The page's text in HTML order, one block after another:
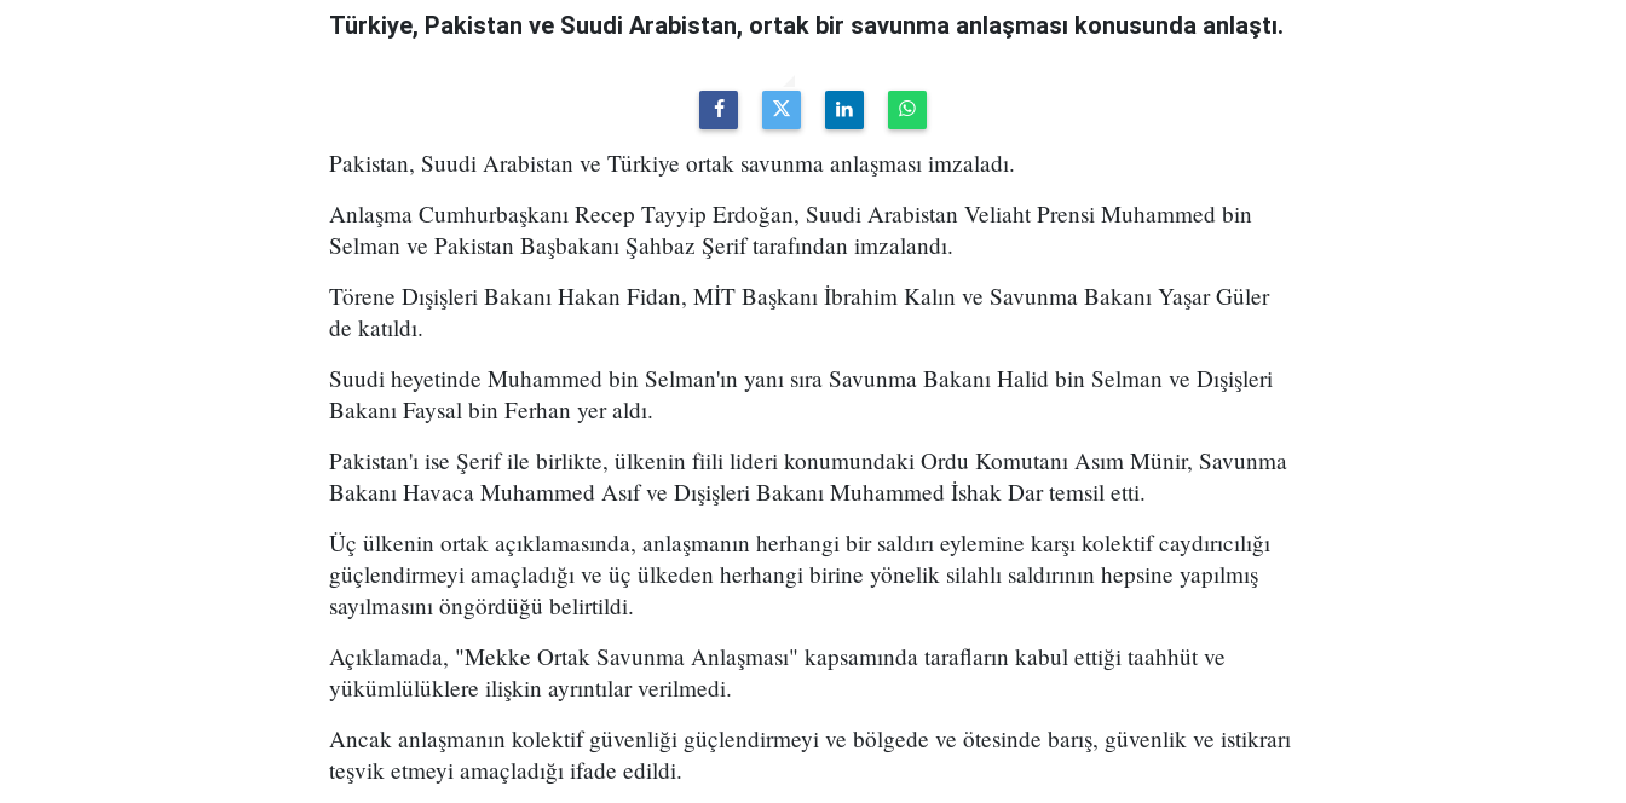
Türkiye, Pakistan ve Suudi Arabistan, ortak bir savunma anlaşması konusunda anlaştı.
Pakistan, Suudi Arabistan ve Türkiye ortak savunma anlaşması imzaladı.
Anlaşma Cumhurbaşkanı Recep Tayyip Erdoğan, Suudi Arabistan Veliaht Prensi Muhammed bin
Selman ve Pakistan Başbakanı Şahbaz Şerif tarafından imzalandı.
Törene Dışişleri Bakanı Hakan Fidan, MİT Başkanı İbrahim Kalın ve Savunma Bakanı Yaşar Güler
de katıldı.
Suudi heyetinde Muhammed bin Selman'ın yanı sıra Savunma Bakanı Halid bin Selman ve Dışişleri
Bakanı Faysal bin Ferhan yer aldı.
Pakistan'ı ise Şerif ile birlikte, ülkenin fiili lideri konumundaki Ordu Komutanı Asım Münir, Savunma
Bakanı Havaca Muhammed Asıf ve Dışişleri Bakanı Muhammed İshak Dar temsil etti.
Üç ülkenin ortak açıklamasında, anlaşmanın herhangi bir saldırı eylemine karşı kolektif caydırıcılığı
güçlendirmeyi amaçladığı ve üç ülkeden herhangi birine yönelik silahlı saldırının hepsine yapılmış
sayılmasını öngördüğü belirtildi.
Açıklamada, "Mekke Ortak Savunma Anlaşması" kapsamında tarafların kabul ettiği taahhüt ve
yükümlülüklere ilişkin ayrıntılar verilmedi.
Ancak anlaşmanın kolektif güvenliği güçlendirmeyi ve bölgede ve ötesinde barış, güvenlik ve istikrarı
teşvik etmeyi amaçladığı ifade edildi.